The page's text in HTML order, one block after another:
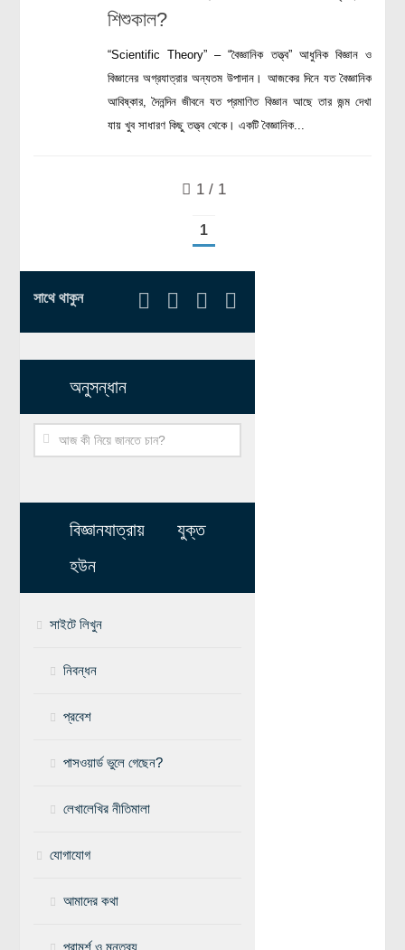
কম্পিউটার সায়েন্স
ইলেকট্রিক্যাল ইঞ্জিনিয়ারিং
জেনেটিক ইঞ্জিনিয়ারিং
বায়োটেকনোলজি
দৈনন্দিন জীবনে বিজ্ঞানের প্রয়োগ
সামাজিক বিজ্ঞান
অর্থনীতি
সমাজতত্ত্ব
বিদেশী বিজ্ঞানী
কার্ল সেগান
প্রশ্নমালা
শিশুকাল?
“Scientific Theory” – “বৈজ্ঞানিক তত্ত্ব” আধুনিক বিজ্ঞান ও
বিজ্ঞানের অগ্রযাত্রার অন্যতম উপাদান। আজকের দিনে যত বৈজ্ঞানিক
আবিষ্কার, দৈনন্দিন জীবনে যত প্রমাণিত বিজ্ঞান আছে তার জন্ম দেখা
যায় খুব সাধারণ কিছু তত্ত্ব থেকে। একটি বৈজ্ঞানিক...
1 / 1
1
সাথে থাকুন
অনুসন্ধান
বিজ্ঞানযাত্রায় যুক্ত
হউন
সাইটে লিখুন
নিবন্ধন
প্রবেশ
পাসওয়ার্ড ভুলে গেছেন?
লেখালেখির নীতিমালা
যোগাযোগ
আমাদের কথা
পরামর্শ ও মন্তব্য